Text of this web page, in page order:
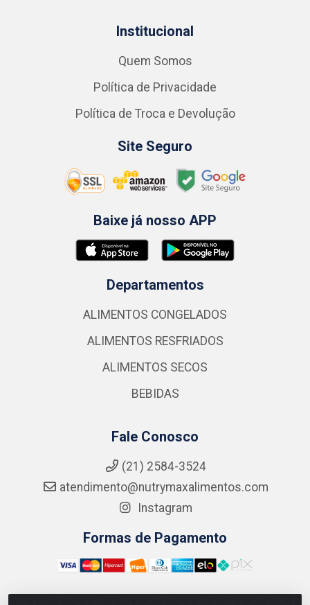
Institucional
Quem Somos
Política de Privacidade
Política de Troca e Devolução
Site Seguro
Baixe já nosso APP
Departamentos
ALIMENTOS CONGELADOS
ALIMENTOS RESFRIADOS
ALIMENTOS SECOS
BEBIDAS
Fale Conosco
(21) 2584-3524
atendimento@nutrymaxalimentos.com
Instagram
Formas de Pagamento